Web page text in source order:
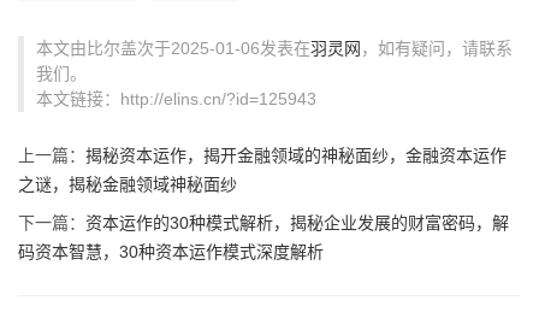
本文由比尔盖次于2025-01-06发表在羽灵网 ，如有疑问，请联系
我们。
本文链接：http://elins.cn/?id=125943
上一篇： 揭秘资本运作，揭开金融领域的神秘面纱，金融资本运作
之谜，揭秘金融领域神秘面纱
下一篇： 资本运作的30种模式解析，揭秘企业发展的财富密码，解
码资本智慧，30种资本运作模式深度解析